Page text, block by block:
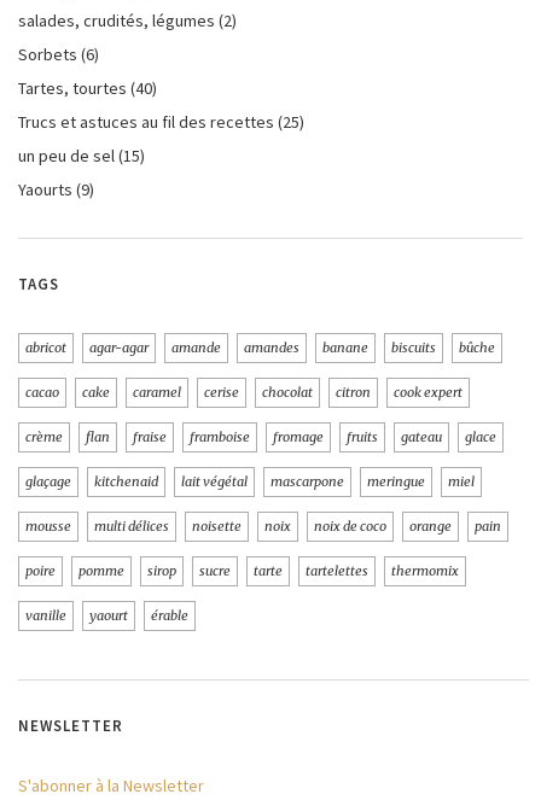
salades, crudités, légumes (2)
Sorbets (6)
Tartes, tourtes (40)
Trucs et astuces au fil des recettes (25)
un peu de sel(15)
Yaourts (9)
TAGS
abricot agar-agar amande amandes banane biscuits bûche
cacao cake caramel cerise chocolat citron cook expert
crème flan fraise framboise fromage fruits gateau glace
glaçage kitchenaid lait végétal mascarpone meringue miel
mousse multi délices noisette noix noix de coco orange pain
poire pomme sirop sucre tarte tartelettes thermomix
vanille yaourt érable
NEWSLETTER
S'abonner à la Newsletter